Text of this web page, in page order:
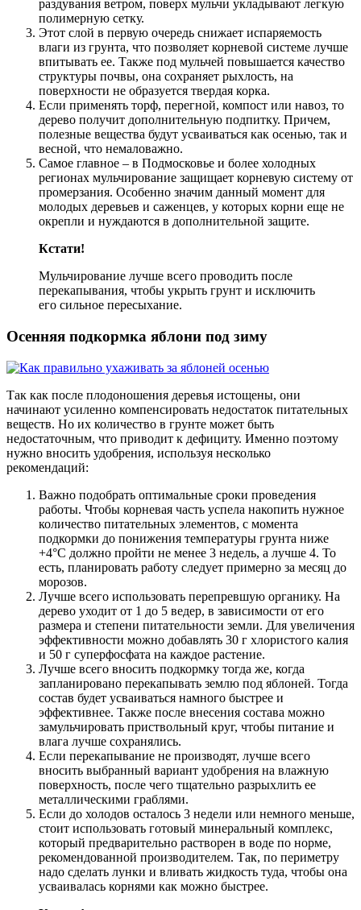
раздувания ветром, поверх мульчи укладывают легкую
полимерную сетку.
Этот слой в первую очередь снижает испаряемость
влаги из грунта, что позволяет корневой системе лучше
впитывать ее. Также под мульчей повышается качество
структуры почвы, она сохраняет рыхлость, на
поверхности не образуется твердая корка.
Если применять торф, перегной, компост или навоз, то
дерево получит дополнительную подпитку. Причем,
полезные вещества будут усваиваться как осенью, так и
весной, что немаловажно.
Самое главное – в Подмосковье и более холодных
регионах мульчирование защищает корневую систему от
промерзания. Особенно значим данный момент для
молодых деревьев и саженцев, у которых корни еще не
окрепли и нуждаются в дополнительной защите.
Кстати!
Мульчирование лучше всего проводить после
перекапывания, чтобы укрыть грунт и исключить
его сильное пересыхание.
Осенняя подкормка яблони под зиму
Так как после плодоношения деревья истощены, они
начинают усиленно компенсировать недостаток питательных
веществ. Но их количество в грунте может быть
недостаточным, что приводит к дефициту. Именно поэтому
нужно вносить удобрения, используя несколько
рекомендаций:
Важно подобрать оптимальные сроки проведения
работы. Чтобы корневая часть успела накопить нужное
количество питательных элементов, с момента
подкормки до понижения температуры грунта ниже
+4°С должно пройти не менее 3 недель, а лучше 4. То
есть, планировать работу следует примерно за месяц до
морозов.
Лучше всего использовать перепревшую органику. На
дерево уходит от 1 до 5 ведер, в зависимости от его
размера и степени питательности земли. Для увеличения
эффективности можно добавлять 30 г хлористого калия
и 50 г суперфосфата на каждое растение.
Лучше всего вносить подкормку тогда же, когда
запланировано перекапывать землю под яблоней. Тогда
состав будет усваиваться намного быстрее и
эффективнее. Также после внесения состава можно
замульчировать приствольный круг, чтобы питание и
влага лучше сохранялись.
Если перекапывание не производят, лучше всего
вносить выбранный вариант удобрения на влажную
поверхность, после чего тщательно разрыхлить ее
металлическими граблями.
Если до холодов осталось 3 недели или немного меньше,
стоит использовать готовый минеральный комплекс,
который предварительно растворен в воде по норме,
рекомендованной производителем. Так, по периметру
надо сделать лунки и вливать жидкость туда, чтобы она
усваивалась корнями как можно быстрее.